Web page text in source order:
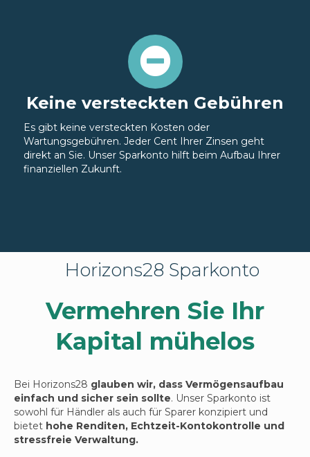
Keine versteckten Gebühren
Es gibt keine versteckten Kosten oder
Wartungsgebühren. Jeder Cent Ihrer Zinsen geht
direkt an Sie. Unser Sparkonto hilft beim Aufbau Ihrer
finanziellen Zukunft.
Horizons28 Sparkonto
Vermehren Sie Ihr
Kapital mühelos
Bei Horizons28 glauben wir, dass Vermögensaufbau
einfach und sicher sein sollte. Unser Sparkonto ist
sowohl für Händler als auch für Sparer konzipiert und
bietet hohe Renditen, Echtzeit-Kontokontrolle und
stressfreie Verwaltung.